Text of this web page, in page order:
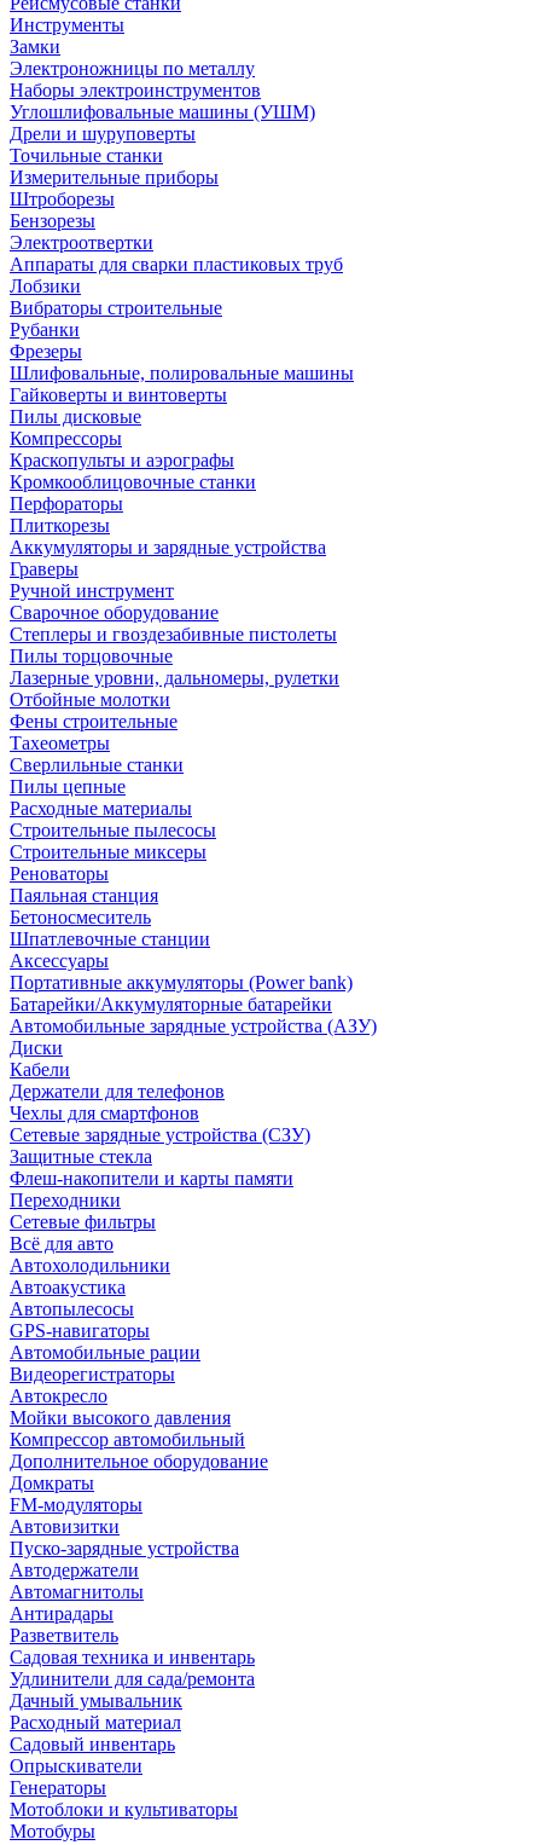
Инструменты
Замки
Электроножницы по металлу
Наборы электроинструментов
Углошлифовальные машины (УШМ)
Дрели и шуруповерты
Точильные станки
Измерительные приборы
Штроборезы
Бензорезы
Электроотвертки
Аппараты для сварки пластиковых труб
Лобзики
Вибраторы строительные
Рубанки
Фрезеры
Шлифовальные, полировальные машины
Гайковерты и винтоверты
Пилы дисковые
Компрессоры
Краскопульты и аэрографы
Кромкооблицовочные станки
Перфораторы
Плиткорезы
Аккумуляторы и зарядные устройства
Граверы
Ручной инструмент
Сварочное оборудование
Степлеры и гвоздезабивные пистолеты
Пилы торцовочные
Лазерные уровни, дальномеры, рулетки
Отбойные молотки
Фены строительные
Тахеометры
Сверлильные станки
Пилы цепные
Расходные материалы
Строительные пылесосы
Строительные миксеры
Реноваторы
Паяльная станция
Бетоносмеситель
Шпатлевочные станции
Аксессуары
Портативные аккумуляторы (Power bank)
Батарейки/Аккумуляторные батарейки
Автомобильные зарядные устройства (АЗУ)
Диски
Кабели
Держатели для телефонов
Чехлы для смартфонов
Сетевые зарядные устройства (СЗУ)
Защитные стекла
Флеш-накопители и карты памяти
Переходники
Сетевые фильтры
Всё для авто
Автохолодильники
Автоакустика
Автопылесосы
GPS-навигаторы
Автомобильные рации
Видеорегистраторы
Автокресло
Мойки высокого давления
Компрессор автомобильный
Дополнительное оборудование
Домкраты
FM-модуляторы
Автовизитки
Пуско-зарядные устройства
Автодержатели
Автомагнитолы
Антирадары
Разветвитель
Садовая техника и инвентарь
Удлинители для сада/ремонта
Дачный умывальник
Расходный материал
Садовый инвентарь
Опрыскиватели
Генераторы
Мотоблоки и культиваторы
Мотобуры